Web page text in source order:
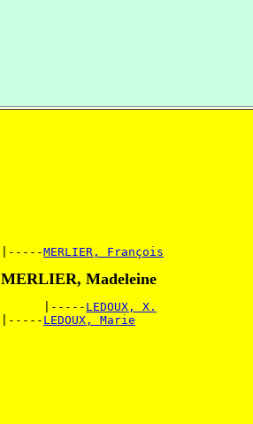
|-----MERLIER, François
MERLIER, Madeleine
      |-----
LEDOUX, X.
|----- LEDOUX, Marie